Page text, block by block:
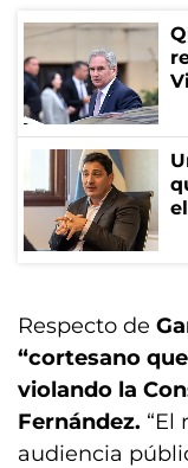
Respecto de
“cortesano
violando la
Fernández. “El
audiencia